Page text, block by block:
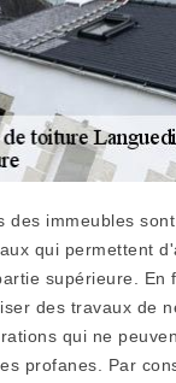
des immeubles
qui permettent
supérieure. En
des travaux de
qui ne
profanes. Par